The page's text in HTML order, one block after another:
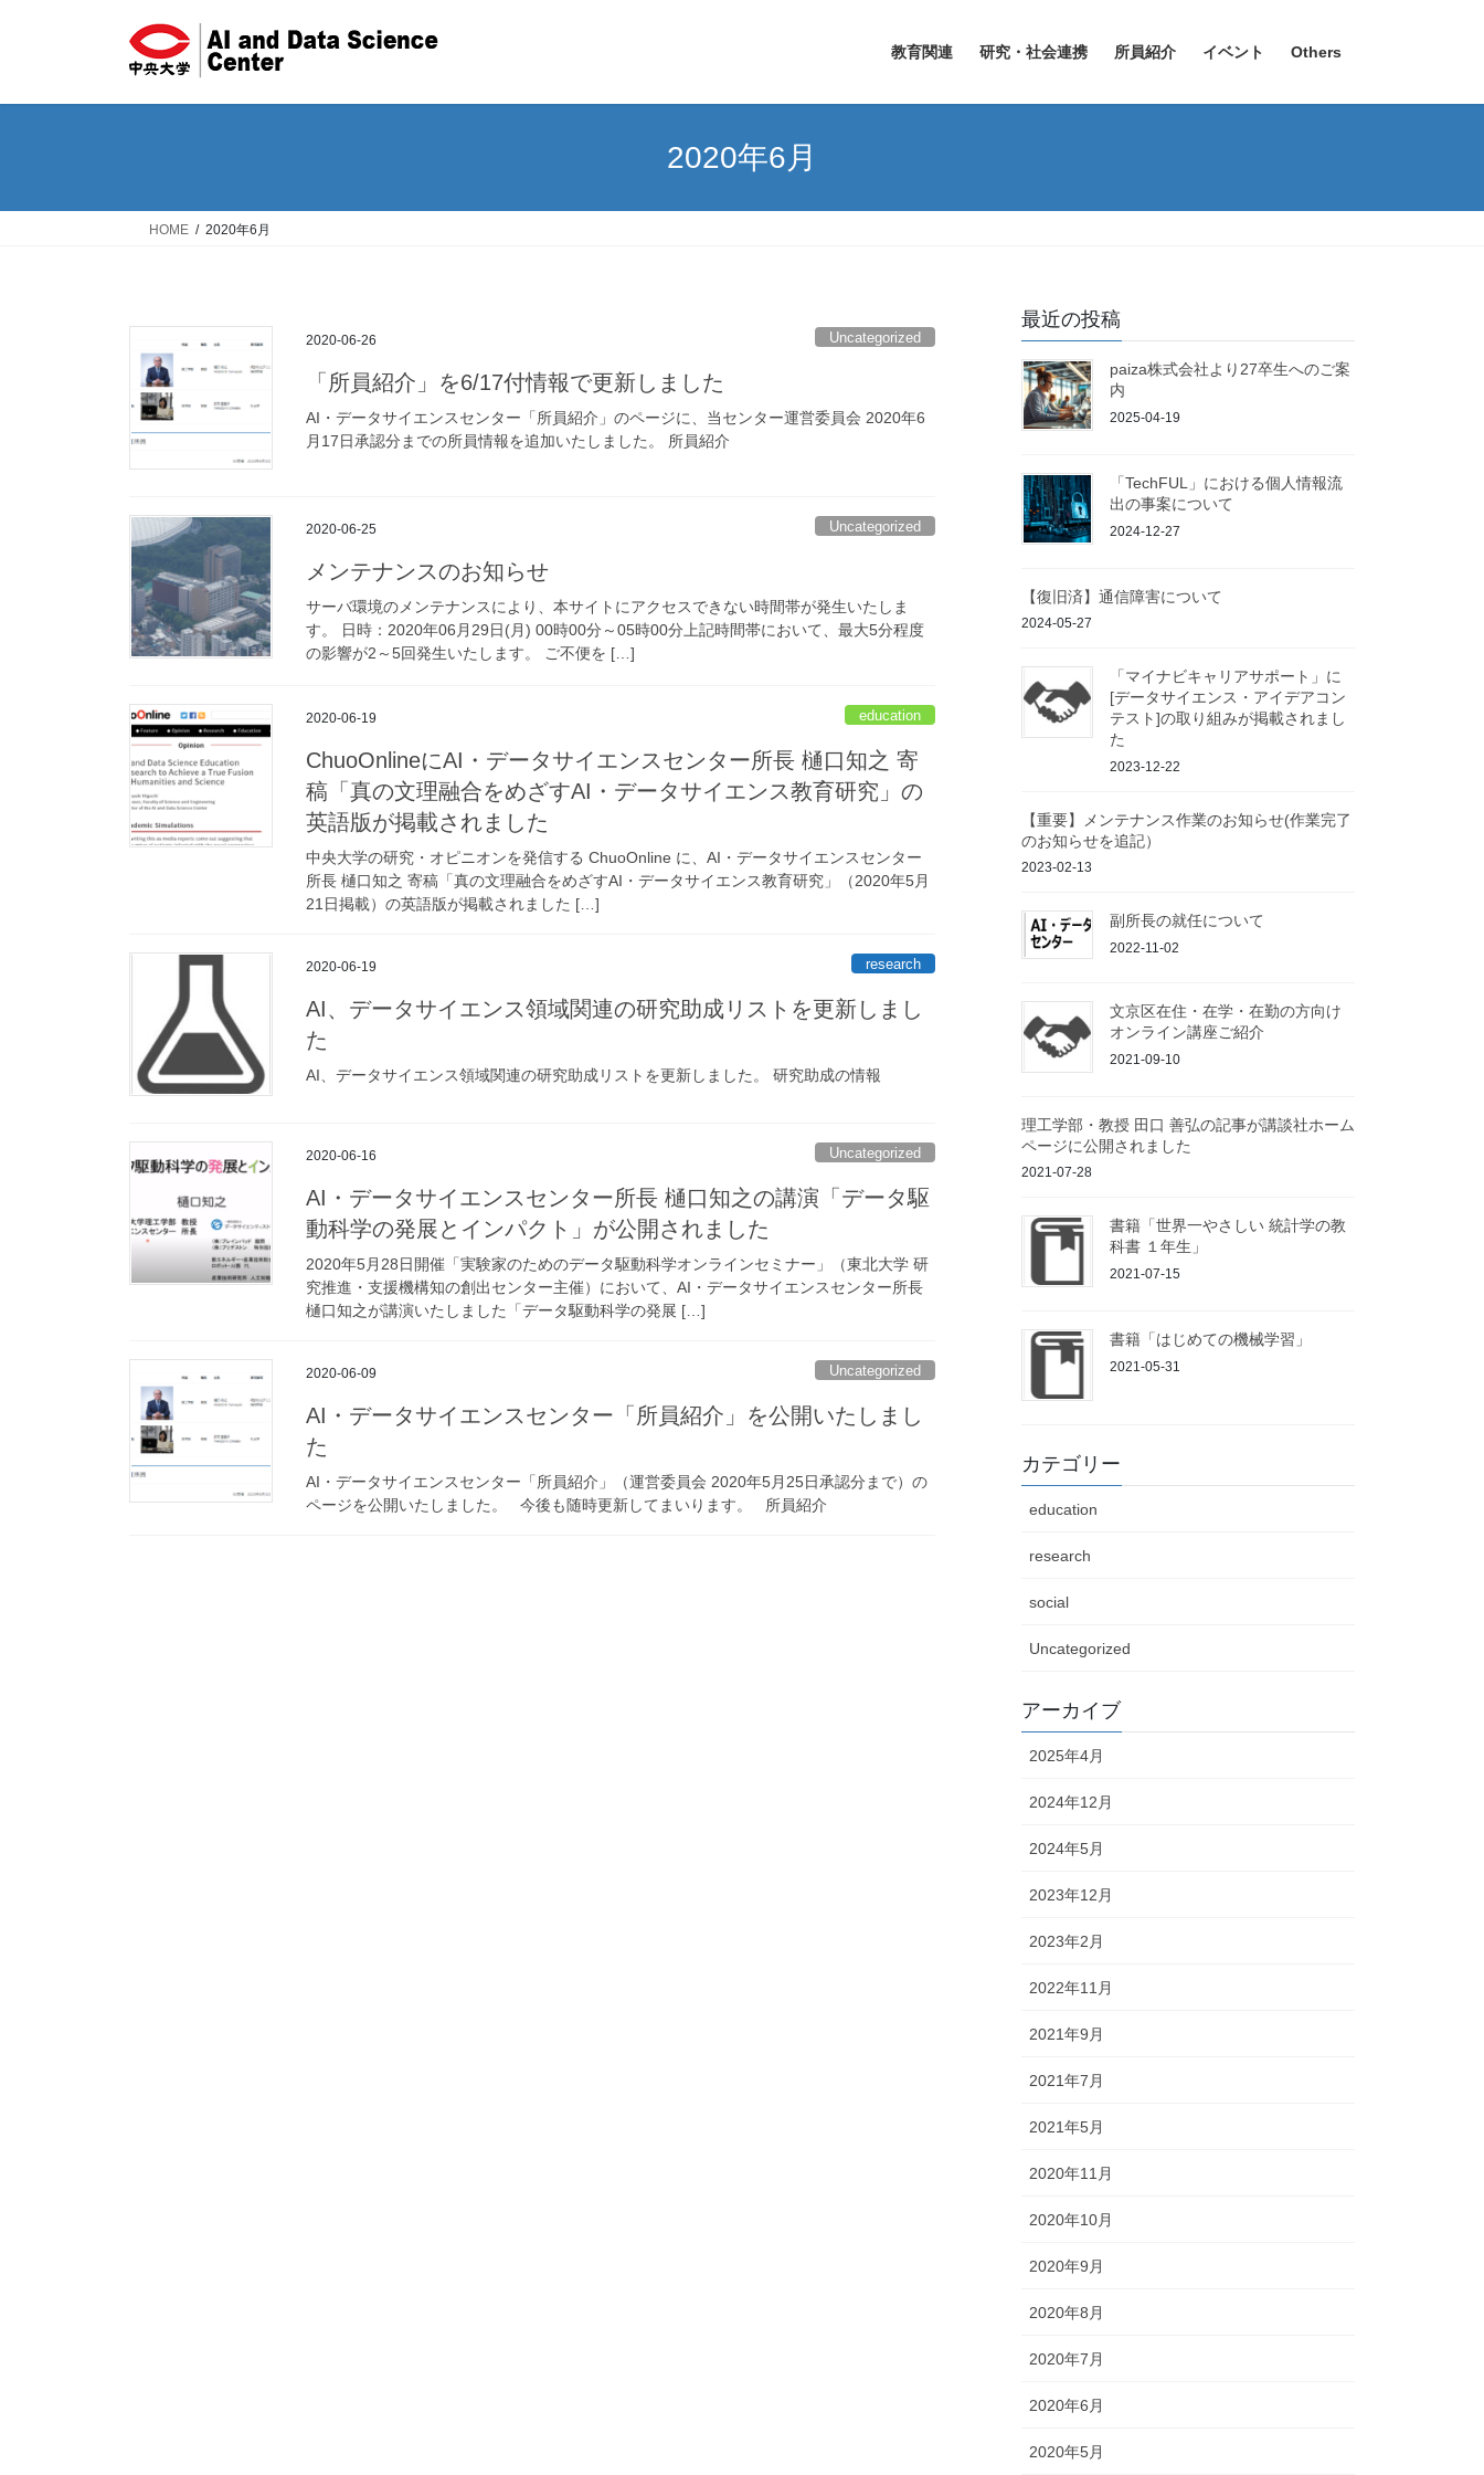
教育関連 研究・社会連携 所員紹介 イベント Others
2020年6月
HOME 2020年6月
2020-06-26 Uncategorized
「所員紹介」を6/17付情報で更新しました
AI・データサイエンスセンター「所員紹介」のページに、当センター運営委員会 2020年6
月17日承認分までの所員情報を追加いたしました。 所員紹介
2020-06-25 Uncategorized
メンテナンスのお知らせ
サーバ環境のメンテナンスにより、本サイトにアクセスできない時間帯が発生いたしま
す。 日時：2020年06月29日(月) 00時00分～05時00分上記時間帯において、最大5分程度
の影響が2～5回発生いたします。 ご不便を […]
2020-06-19 education
ChuoOnlineにAI・データサイエンスセンター所長 樋口知之 寄
稿「真の文理融合をめざすAI・データサイエンス教育研究」の
英語版が掲載されました
中央大学の研究・オピニオンを発信する ChuoOnline に、AI・データサイエンスセンター
所長 樋口知之 寄稿「真の文理融合をめざすAI・データサイエンス教育研究」（2020年5月
21日掲載）の英語版が掲載されました […]
2020-06-19 research
AI、データサイエンス領域関連の研究助成リストを更新しまし
た
AI、データサイエンス領域関連の研究助成リストを更新しました。 研究助成の情報
2020-06-16 Uncategorized
AI・データサイエンスセンター所長 樋口知之の講演「データ駆
動科学の発展とインパクト」が公開されました
2020年5月28日開催「実験家のためのデータ駆動科学オンラインセミナー」（東北大学 研
究推進・支援機構知の創出センター主催）において、AI・データサイエンスセンター所長
樋口知之が講演いたしました「データ駆動科学の発展 […]
2020-06-09 Uncategorized
AI・データサイエンスセンター「所員紹介」を公開いたしまし
た
AI・データサイエンスセンター「所員紹介」（運営委員会 2020年5月25日承認分まで）の
ページを公開いたしました。 今後も随時更新してまいります。 所員紹介
最近の投稿
paiza株式会社より27卒生へのご案
内
2025-04-19
「TechFUL」における個人情報流
出の事案について
2024-12-27
【復旧済】通信障害について
2024-05-27
「マイナビキャリアサポート」に
[データサイエンス・アイデアコン
テスト]の取り組みが掲載されまし
た
2023-12-22
【重要】メンテナンス作業のお知らせ(作業完了
のお知らせを追記）
2023-02-13
副所長の就任について
2022-11-02
文京区在住・在学・在勤の方向け
オンライン講座ご紹介
2021-09-10
理工学部・教授 田口 善弘の記事が講談社ホーム
ページに公開されました
2021-07-28
書籍「世界一やさしい 統計学の教
科書 １年生」
2021-07-15
書籍「はじめての機械学習」
2021-05-31
カテゴリー
education
research
social
Uncategorized
アーカイブ
2025年4月
2024年12月
2024年5月
2023年12月
2023年2月
2022年11月
2021年9月
2021年7月
2021年5月
2020年11月
2020年10月
2020年9月
2020年8月
2020年7月
2020年6月
2020年5月